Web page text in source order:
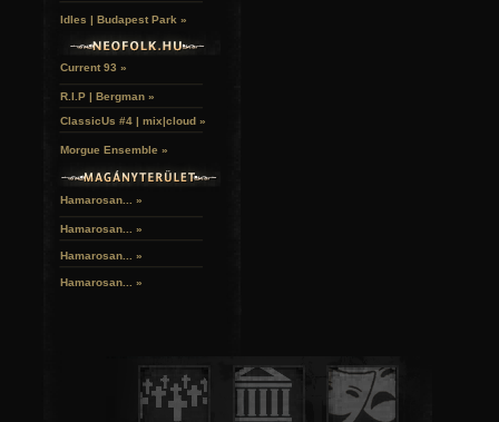
A hozzászóláshoz
Idles | Budapest Park »
Current 93 »
R.I.P | Bergman »
ClassicUs #4 | mix|cloud »
Morgue Ensemble »
Hamarosan... »
Hamarosan... »
Hamarosan... »
Hamarosan... »